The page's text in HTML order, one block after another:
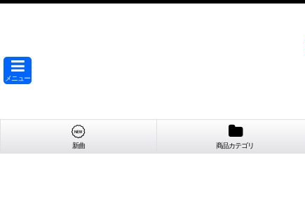
メニュー
新曲 商品カテゴリ